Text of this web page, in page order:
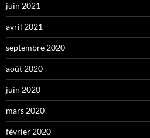
juin 2021
avril 2021
septembre 2020
août 2020
juin 2020
mars 2020
février 2020